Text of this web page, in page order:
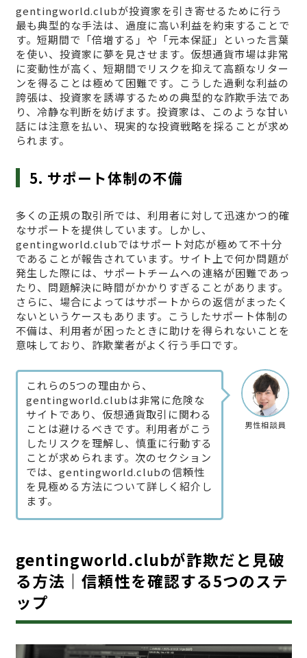
gentingworld.clubが投資家を引き寄せるために行う
最も典型的な手法は、過度に高い利益を約束することで
す。短期間で「倍増する」や「元本保証」といった言葉
を使い、投資家に夢を見させます。仮想通貨市場は非常
に変動性が高く、短期間でリスクを抑えて高額なリター
ンを得ることは極めて困難です。こうした過剰な利益の
誇張は、投資家を誘導するための典型的な詐欺手法であ
り、冷静な判断を妨げます。投資家は、このような甘い
話には注意を払い、現実的な投資戦略を採ることが求め
られます。
5. サポート体制の不備
多くの正規の取引所では、利用者に対して迅速かつ的確
なサポートを提供しています。しかし、
gentingworld.clubではサポート対応が極めて不十分
であることが報告されています。サイト上で何か問題が
発生した際には、サポートチームへの連絡が困難であっ
たり、問題解決に時間がかかりすぎることがあります。
さらに、場合によってはサポートからの返信がまったく
ないというケースもあります。こうしたサポート体制の
不備は、利用者が困ったときに助けを得られないことを
意味しており、詐欺業者がよく行う手口です。
男性相談員
これらの5つの理由から、
gentingworld.clubは非常に危険な
サイトであり、仮想通貨取引に関わる
ことは避けるべきです。利用者がこう
したリスクを理解し、慎重に行動する
ことが求められます。次のセクション
では、gentingworld.clubの信頼性
を見極める方法について詳しく紹介し
ます。
gentingworld.clubが詐欺だと見破
る方法｜信頼性を確認する5つのステ
ップ